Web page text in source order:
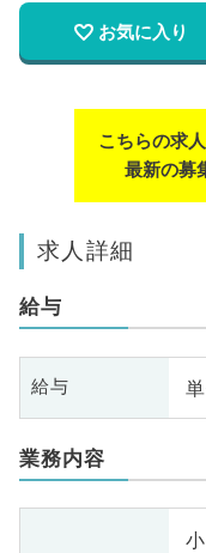
お気に入り
こちらの求
最新の募
求人詳細
給与
給与
業務内容